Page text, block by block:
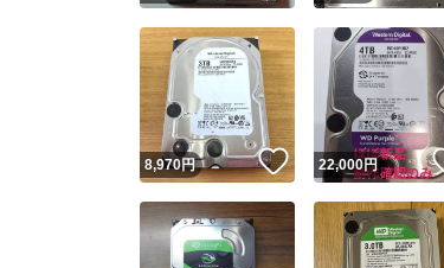
8,970円 いいね！
22,000円